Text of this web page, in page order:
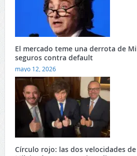
El mercado teme una derrota de
seguros contra default
mayo 12, 2026
Círculo rojo: las dos velocidades